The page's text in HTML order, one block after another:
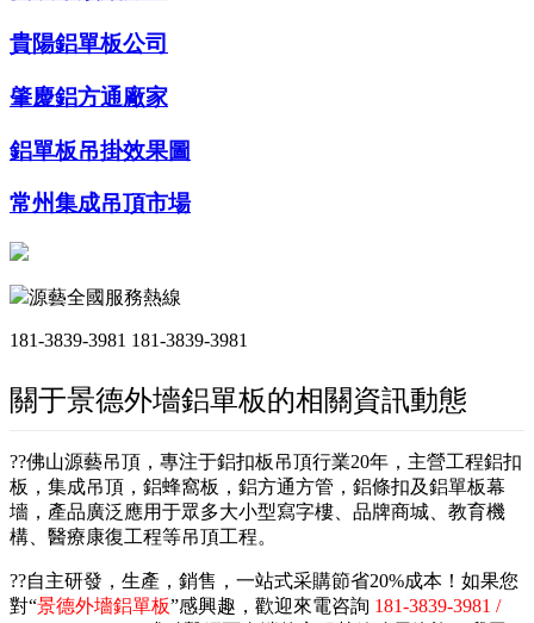
貴陽鋁單板公司
肇慶鋁方通廠家
鋁單板吊掛效果圖
常州集成吊頂市場
源藝全國服務熱線
181-3839-3981 181-3839-3981
關于景德外墻鋁單板的相關資訊動態
??佛山源藝吊頂，專注于鋁扣板吊頂行業20年，主營工程鋁扣
板，集成吊頂，鋁蜂窩板，鋁方通方管，鋁條扣及鋁單板幕
墻，產品廣泛應用于眾多大小型寫字樓、品牌商城、教育機
構、醫療康復工程等吊頂工程。
??自主研發，生產，銷售，一站式采購節省20%成本！如果您
對“景德外墻鋁單板”感興趣，歡迎來電咨詢 181-3839-3981 /